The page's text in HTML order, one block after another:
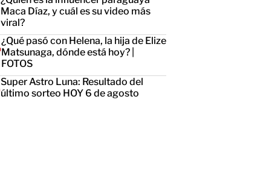
Maca Díaz, y cuál es su video más
viral?
¿Qué pasó con Helena, la hija de Elize
Matsunaga, dónde está hoy? |
FOTOS
Super Astro Luna: Resultado del
último sorteo HOY 6 de agosto